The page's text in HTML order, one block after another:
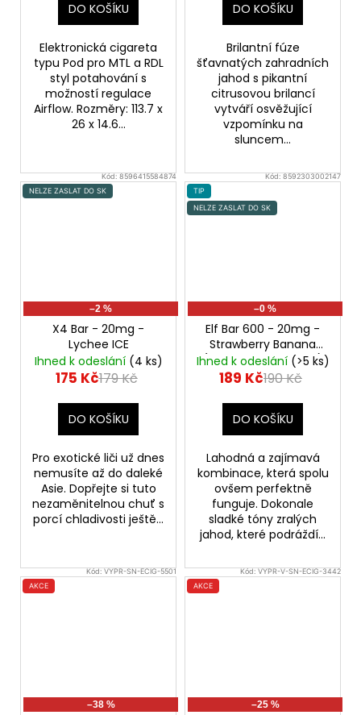
DO KOŠÍKU
Elektronická cigareta
typu Pod pro MTL a RDL
styl potahování s
možností regulace
Airflow. Rozměry: 113.7 x
26 x 14.6...
DO KOŠÍKU
Brilantní fúze
šťavnatých zahradních
jahod s pikantní
citrusovou brilancí
vytváří osvěžující
vzpomínku na
sluncem...
Kód:8596415584874
NELZE ZASLAT DO SK
–2 %
X4 Bar - 20mg -
Lychee ICE
Ihned k odeslání (4 ks)
175 Kč179 Kč
DO KOŠÍKU
Pro exotické liči už dnes
nemusíte až do daleké
Asie. Dopřejte si tuto
nezaměnitelnou chuť s
porcí chladivosti ještě...
Kód:8592303002147
TIP
NELZE ZASLAT DO SK
–0 %
Elf Bar 600 - 20mg -
Strawberry Banana
(Jahoda s banánem)
Ihned k odeslání (>5 ks)
189 Kč190 Kč
DO KOŠÍKU
Lahodná a zajímavá
kombinace, která spolu
ovšem perfektně
funguje. Dokonale
sladké tóny zralých
jahod, které podráždí...
Kód: VYPR-SN-ECIG-5501
AKCE
–38 %
Kód: VYPR-V-SN-ECIG-3442
AKCE
–25 %